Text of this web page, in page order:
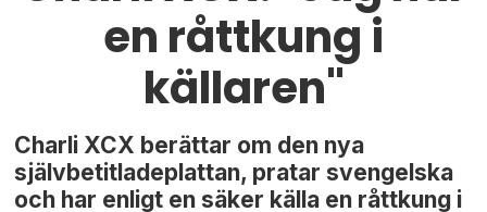
en råttkung i
källaren"
Charli XCX berättar om den nya
självbetitladeplattan, pratar svengelska
och har enligt en säker källa en råttkung i